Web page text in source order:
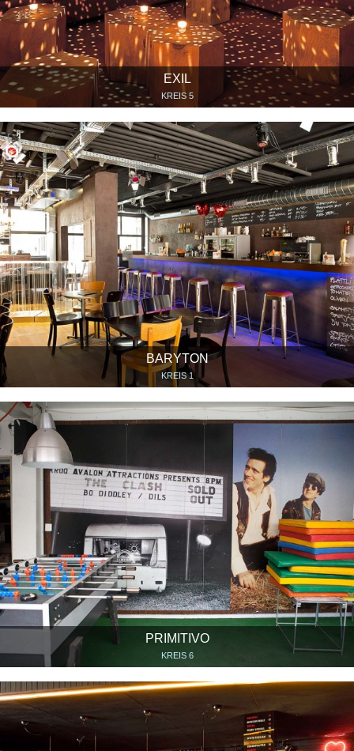
EXIL
KREIS 5
BARYTON
KREIS 1
PRIMITIVO
KREIS 6